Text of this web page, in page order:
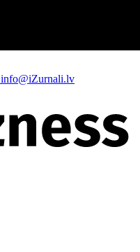
info@iZurnali.lv